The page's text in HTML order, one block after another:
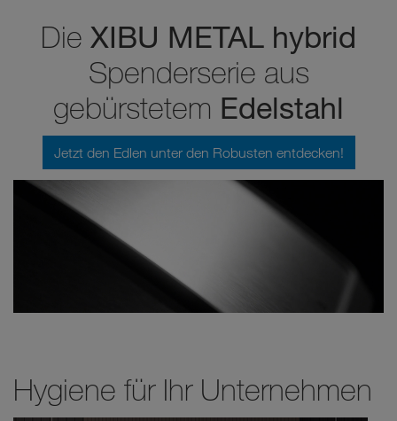
Die XIBU METAL hybrid
Spenderserie aus
gebürstetem Edelstahl
Jetzt den Edlen unter den Robusten entdecken!
Hygiene für Ihr Unternehmen